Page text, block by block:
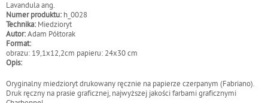
Lavandula ang.
Numer produktu: h_0028
Technika: Miedzioryt
Autor:Adam Półtorak
Format:
obrazu: 19,1x12,2cm papieru: 24x30 cm
Opis:
Oryginalny miedzioryt drukowany ręcznie na papierze czerpanym (Fabriano).
Druk ręczny na prasie graficznej, najwyższej jakości farbami graficznymi